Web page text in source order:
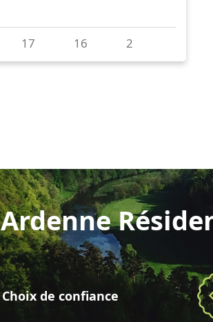
Ardenne
Choix de confiance